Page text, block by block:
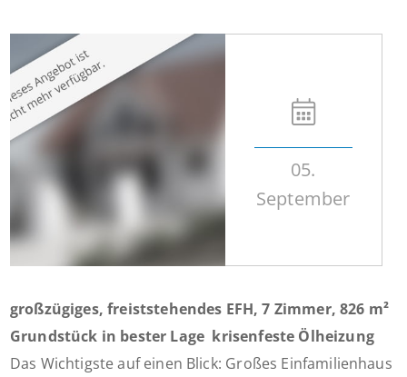
05.
September
großzügiges, freiststehendes EFH, 7 Zimmer, 826 m²
Grundstück in bester Lage  krisenfeste Ölheizung
Das Wichtigste auf einen Blick: Großes Einfamilienhaus